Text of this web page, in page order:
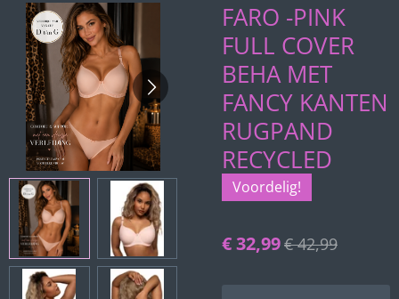
FARO -PINK
FULL COVER
BEHA MET
FANCY KANTEN
RUGPAND
RECYCLED
Voordelig!
€ 32,99€ 42,99